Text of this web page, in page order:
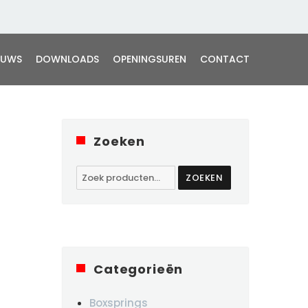
DOWNLOADS OPENINGSUREN CONTACT
Zoeken
Zoeken
naar:
ZOEKEN
Categorieën
Boxsprings